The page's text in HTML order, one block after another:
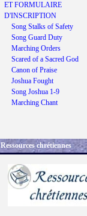
ET FORMULAIRE
D'INSCRIPTION
Song Stalks of Safety
Song Guard Duty
Marching Orders
Scared of a Sacred God
Canon of Praise
Joshua Fought
Song Joshua 1-9
Marching Chant
Ressources chrétiennes